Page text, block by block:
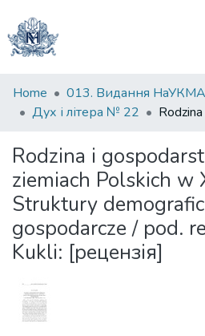
Communities
&
All of DSpace
Statistics
Home 013. Видання НаУКМА
Дух і літера № 22
Rodzina i
ziemiach Polskich w
Struktury
gospodarcze / pod.
Kukli: [рецензія]